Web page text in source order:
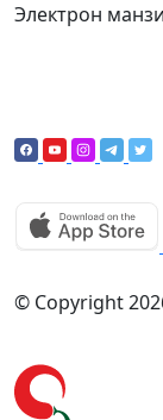
Электрон
© Copyright